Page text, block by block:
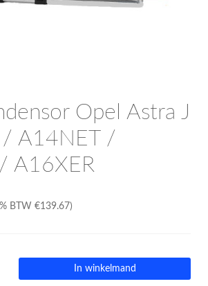
Opel Astra J
A14NET /
A16XER
BTW €139.67)
In winkelmand